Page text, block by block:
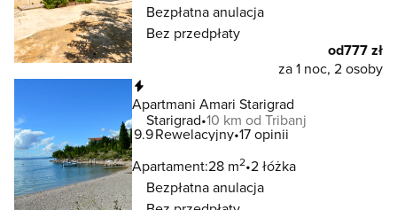
Bezpłatna anulacja
Bez przedpłaty
od777 zł
za 1 noc, 2 osoby
Apartmani Amari Starigrad
Starigrad 10 km od Tribanj
9.9Rewelacyjny 17 opinii
Apartament:28 m2 2 łóżka
Bezpłatna anulacja